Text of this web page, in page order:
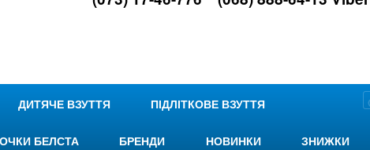
ДИТЯЧЕ ВЗУТТЯ ПІДЛІТКОВЕ ВЗУТТЯ
БЕЛСТА БРЕНДИ НОВИНКИ ЗНИЖКИ